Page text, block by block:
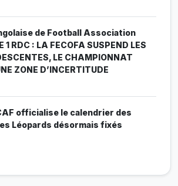
de Football Association
1 RDC : LA FECOFA SUSPEND LES
LE CHAMPIONNAT
ZONE D’INCERTITUDE
officialise le calendrier des
Léopards désormais fixés